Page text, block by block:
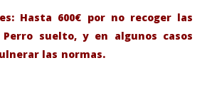
Hasta 600€ por no recoger las
suelto, y en algunos casos
por vulnerar las normas.